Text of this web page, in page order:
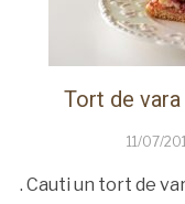
Tort de
11/07/
. Cauti un tort de